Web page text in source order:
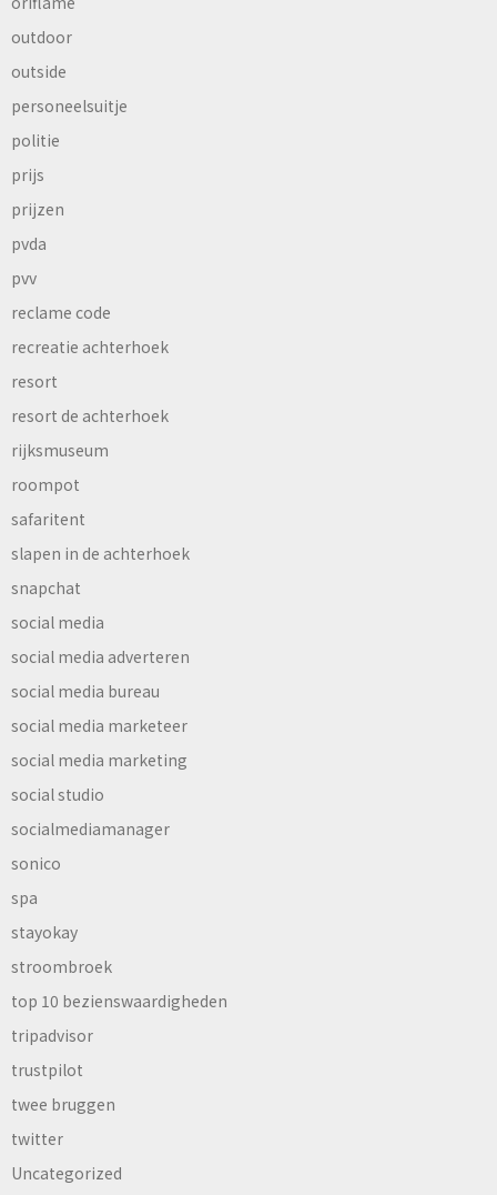
outdoor
outside
personeelsuitje
politie
prijs
prijzen
pvda
pvv
reclame code
recreatie achterhoek
resort
resort de achterhoek
rijksmuseum
roompot
safaritent
slapen in de achterhoek
snapchat
social media
social media adverteren
social media bureau
social media marketeer
social media marketing
social studio
socialmediamanager
sonico
spa
stayokay
stroombroek
top 10 bezienswaardigheden
tripadvisor
trustpilot
twee bruggen
twitter
Uncategorized